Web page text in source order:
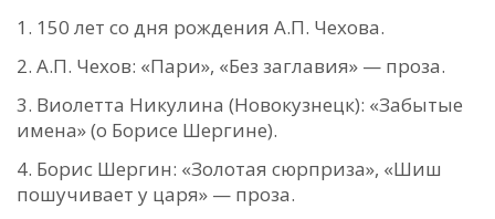
150 лет со дня рождения А.П. Чехова.
А.П. Чехов: «Пари», «Без заглавия» — проза.
Виолетта Никулина (Новокузнецк): «Забытые
имена» (о Борисе Шергине).
Борис Шергин: «Золотая сюрприза», «Шиш
пошучивает у царя» — проза.